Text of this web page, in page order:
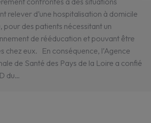
relever d’une hospitalisation à domicile
pour des patients nécessitant un
de rééducation et pouvant être
chez eux. En conséquence, l’Agence
de Santé des Pays de la Loire a confié
du…